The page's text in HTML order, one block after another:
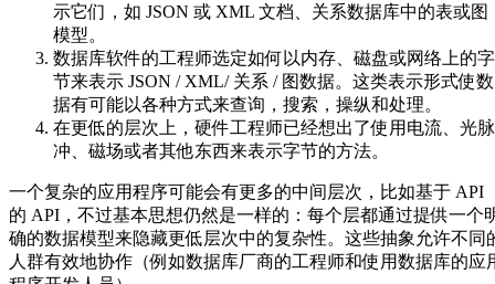
示它们，如 JSON 或 XML 文档、关系数据库中的表或图
模型。
数据库软件的工程师选定如何以内存、磁盘或网络上的字
节来表示 JSON / XML/ 关系 / 图数据。这类表示形式使数
据有可能以各种方式来查询，搜索，操纵和处理。
在更低的层次上，硬件工程师已经想出了使用电流、光脉
冲、磁场或者其他东西来表示字节的方法。
一个复杂的应用程序可能会有更多的中间层次，比如基于 API
的 API，不过基本思想仍然是一样的：每个层都通过提供一个
确的数据模型来隐藏更低层次中的复杂性。这些抽象允许不同
人群有效地协作（例如数据库厂商的工程师和使用数据库的应